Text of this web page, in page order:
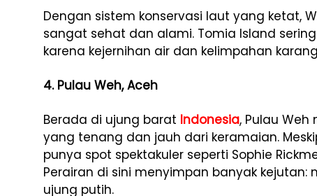
Dengan sistem konservasi laut yang ketat,
sangat sehat dan alami. Tomia Island
karena kejernihan air dan kelimpahan
4. Pulau Weh, Aceh
Berada di ujung barat Indonesia, Pulau
yang tenang dan jauh dari keramaian.
punya spot spektakuler seperti Sophie
Perairan di sini menyimpan banyak
ujung putih.